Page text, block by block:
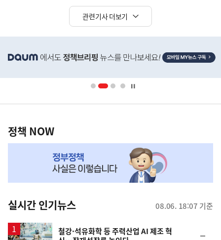
관련기사 더보기
단
영
책
NOW,
뉴
스
정책 NOW
실시간 인기뉴스 08.06. 18:07 기준
철강·석유화학 등 주력산업 AI 제조 혁